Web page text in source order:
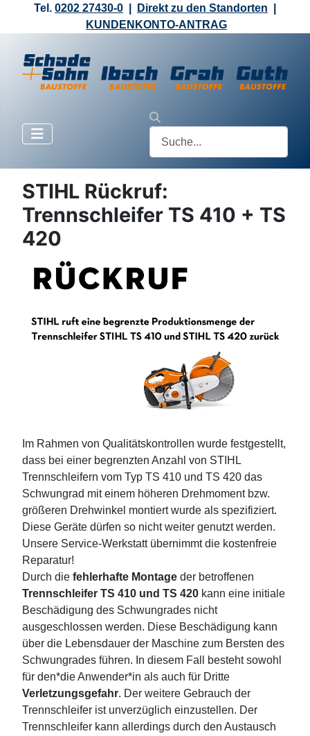
Tel. 0202 27430-0 Direkt zu den Standorten
KUNDENKONTO-ANTRAG
STIHL Rückruf:
Trennschleifer TS 410 + TS
420
Im Rahmen von Qualitätskontrollen wurde festgestellt,
dass bei einer begrenzten Anzahl von STIHL
Trennschleifern vom Typ TS 410 und TS 420 das
Schwungrad mit einem höheren Drehmoment bzw.
größeren Drehwinkel montiert wurde als spezifiziert.
Diese Geräte dürfen so nicht weiter genutzt werden.
Unsere Service-Werkstatt übernimmt die kostenfreie
Reparatur!
Durch die fehlerhafte Montage der betroffenen
Trennschleifer TS 410 und TS 420 kann eine initiale
Beschädigung des Schwungrades nicht
ausgeschlossen werden. Diese Beschädigung kann
über die Lebensdauer der Maschine zum Bersten des
Schwungrades führen. In diesem Fall besteht sowohl
für den*die Anwender*in als auch für Dritte
Verletzungsgefahr. Der weitere Gebrauch der
Trennschleifer ist unverzüglich einzustellen. Der
Trennschleifer kann allerdings durch den Austausch